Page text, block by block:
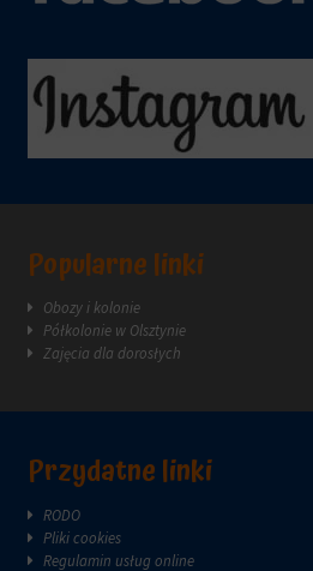
Popularne linki
Obozy i kolonie
Półkolonie w Olsztynie
Zajęcia dla dorosłych
Przydatne linki
RODO
Pliki cookies
Regulamin usług online